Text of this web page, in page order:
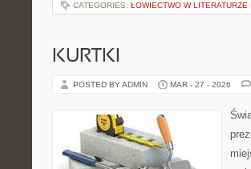
CATEGORIES: ŁOWIECTWO W LITERATURZE
KURTKI
POSTED BY ADMIN MAR - 27 - 2026